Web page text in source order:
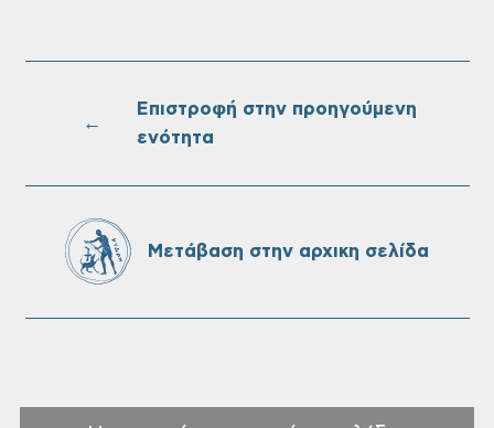
Επαναλειτουργία του συστήματος
Ονουφρίου
Πίνακες Κατάταξης & Βαθμολογίας,
Δήμου Χανίων
←
Επιστροφή στην προηγούμενη
ενότητα
Μετάβαση στην αρχικη σελίδα